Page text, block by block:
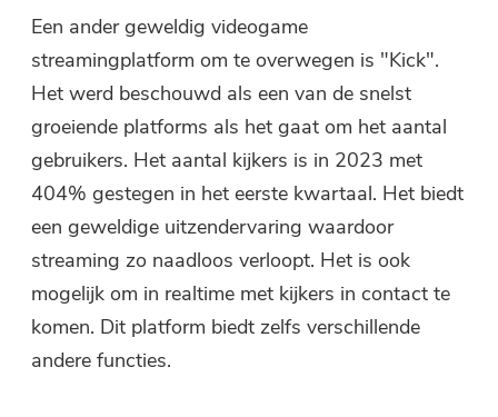
Een ander geweldig videogame
streamingplatform om te overwegen is "Kick".
Het werd beschouwd als een van de snelst
groeiende platforms als het gaat om het aantal
gebruikers. Het aantal kijkers is in 2023 met
404% gestegen in het eerste kwartaal. Het biedt
een geweldige uitzendervaring waardoor
streaming zo naadloos verloopt. Het is ook
mogelijk om in realtime met kijkers in contact te
komen. Dit platform biedt zelfs verschillende
andere functies.